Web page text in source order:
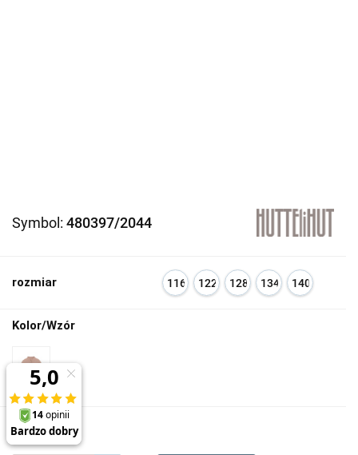
Symbol: 480397/2044
rozmiar 116 122 128 134 140
Kolor/Wzór
359.00